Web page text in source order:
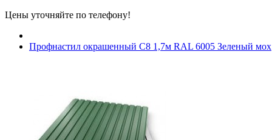
Цены уточняйте по телефону!
Профнастил окрашенный С8 1,7м RAL 6005 Зеленый мох